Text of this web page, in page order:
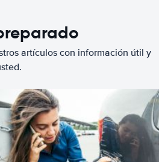
artículos con información útil y